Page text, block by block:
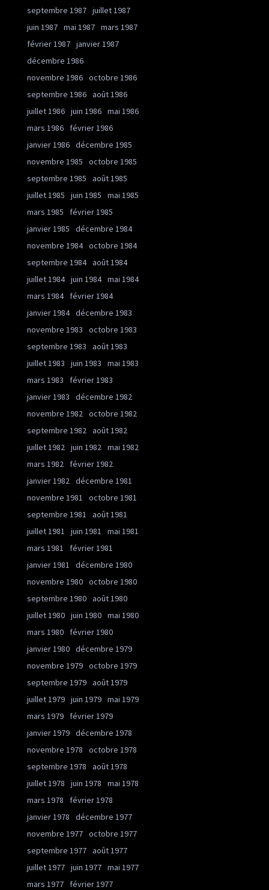
septembre 1987 juillet 1987
juin 1987 mai 1987 mars 1987
février 1987 janvier 1987
décembre 1986
novembre 1986 octobre 1986
septembre 1986 août 1986
juillet 1986 juin 1986 mai 1986
mars 1986
février 1986
janvier 1986 décembre 1985
novembre 1985
octobre 1985
septembre 1985
août 1985
juillet 1985
juin 1985
mai 1985
mars 1985
février 1985
janvier 1985
décembre 1984
novembre 1984 octobre 1984
septembre 1984 août 1984
juillet 1984 juin 1984 mai 1984
mars 1984
février 1984
janvier 1984 décembre 1983
novembre 1983
octobre 1983
septembre 1983
août 1983
juillet 1983
juin 1983
mai 1983
mars 1983
février 1983
janvier 1983
décembre 1982
novembre 1982 octobre 1982
septembre 1982 août 1982
juillet 1982 juin 1982 mai 1982
mars 1982
février 1982
janvier 1982 décembre 1981
novembre 1981
octobre 1981
septembre 1981
août 1981
juillet 1981
juin 1981
mai 1981
mars 1981
février 1981
janvier 1981
décembre 1980
novembre 1980 octobre 1980
septembre 1980 août 1980
juillet 1980 juin 1980 mai 1980
mars 1980
février 1980
janvier 1980 décembre 1979
novembre 1979 octobre 1979
septembre 1979 août 1979
juillet 1979 juin 1979 mai 1979
mars 1979
février 1979
janvier 1979 décembre 1978
novembre 1978
octobre 1978
septembre 1978
août 1978
juillet 1978
juin 1978
mai 1978
mars 1978
février 1978
janvier 1978
décembre 1977
novembre 1977 octobre 1977
septembre 1977 août 1977
juillet 1977 juin 1977 mai 1977
mars 1977
février 1977